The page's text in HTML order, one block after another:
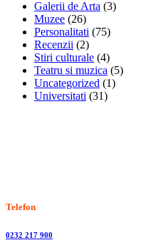
Galerii de Arta (3)
Muzee (26)
Personalitati (75)
Recenzii (2)
Stiri culturale (4)
Teatru si muzica (5)
Uncategorized (1)
Universitati (31)
Telefon
0232 217 900